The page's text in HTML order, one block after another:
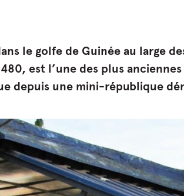
le golfe de Guinée au large
est l’une des plus
depuis une mini-république